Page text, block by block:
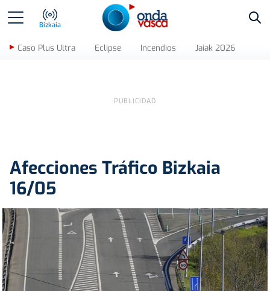
Bizkaia
Caso Plus Ultra Eclipse Incendios Jaiak 2026
Afecciones Tráfico Bizkaia
16/05